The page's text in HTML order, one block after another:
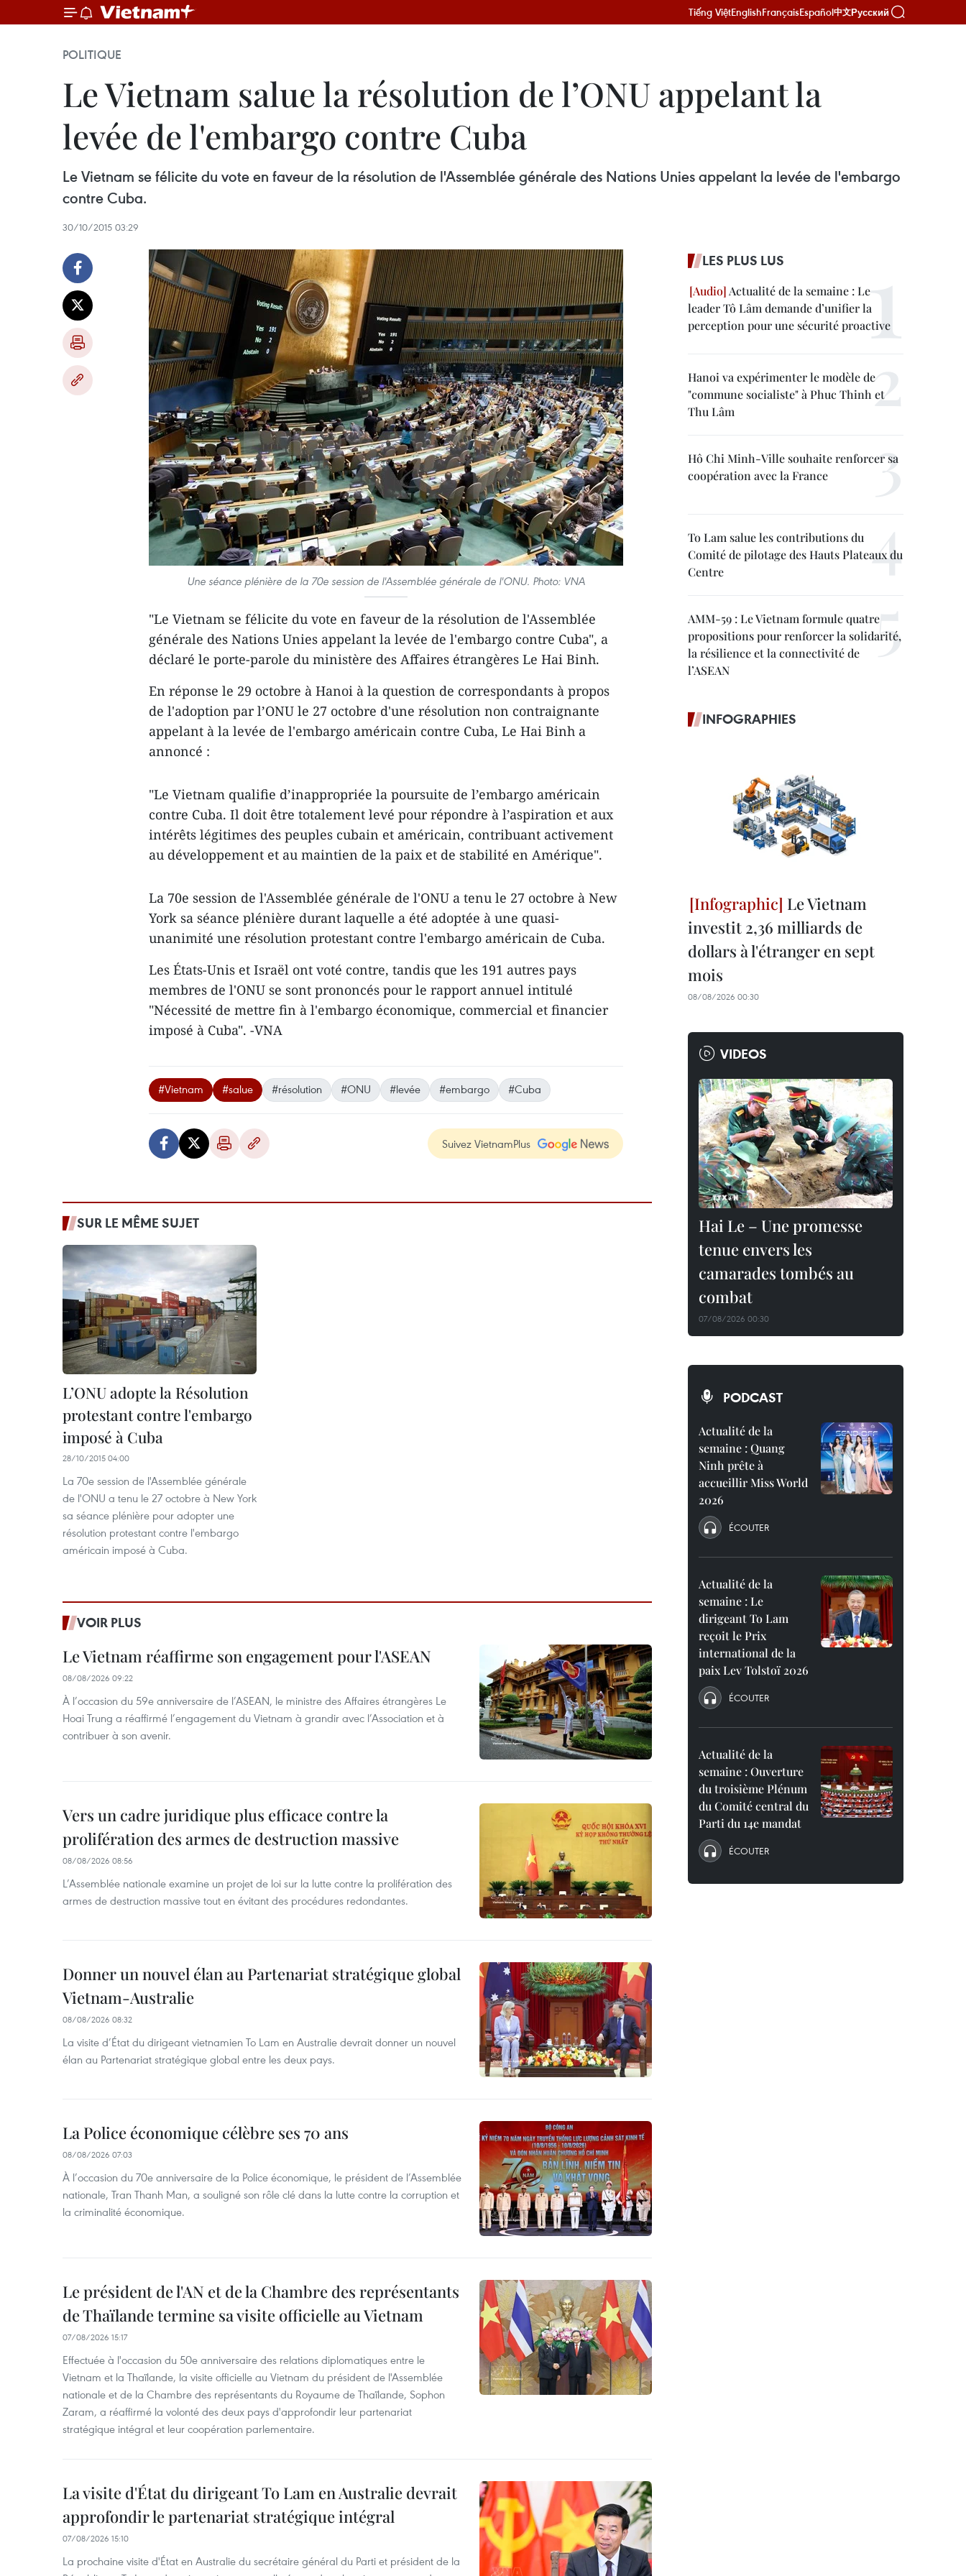
Tiếng ViệtEnglishFrançaisEspañol中文Русский
POLITIQUE
Le Vietnam salue la résolution de l’ONU appelant la
levée de l'embargo contre Cuba
Le Vietnam se félicite du vote en faveur de la résolution de l'Assemblée générale des Nations Unies appelant la levée de l'embargo
contre Cuba.
30/10/2015 03:29
Une séance plénière de la 70e session de l'Assemblée générale de l'ONU. Photo: VNA
"Le Vietnam se félicite du vote ​en faveur de la résolution de l'Assemblée
générale des Nations Unies appelant la levée de l'embargo contre Cuba", a
déclaré le porte-parole du ministère des Affaires étrangères Le Hai Binh.
En réponse le 29 octobre à Hanoi à la question de correspondants à propos
de l'adoption par l’ONU le 27 octobre d'une résolution non contraignante
appelant à la levée de l'embargo américain contre Cuba, Le Hai Binh a
annoncé :
"Le Vietnam qualifie d’inappropriée la poursuite de l’embargo américain
contre Cuba. Il doit être totalement levé pour répondre à l’aspiration et aux
intérêts légitimes des peuples cubain et américain, contribuant activement
au développement et au maintien de la paix et de stabilité en Amérique".
La 70e session de l'Assemblée générale de l'ONU a ​tenu le 27 octobre à New
York sa séance plénière durant laquelle a été adoptée à une quasi-
unanimité ​une résolution protestant contre l'embargo américain ​de Cuba.
Les États-Unis et Israël ont voté contre, tandis que les 191 ​autres pays
membres de l'ONU se sont prononcés ​pour le rapport annuel intitulé
"Nécessité de mettre fin à l'embargo économique, commercial et financier
imposé à Cuba". -VNA
#Vietnam #salue #résolution #ONU #levée #embargo #Cuba
Suivez VietnamPlus
SUR LE MÊME SUJET
L’ONU adopte la Résolution
protestant contre l'embargo
imposé à Cuba
28/10/2015 04:00
La 70e session de l'Assemblée générale
de l'ONU a tenu le 27 octobre à New York
sa séance plénière pour adopter une
résolution protestant contre l'embargo
américain imposé à Cuba​.
VOIR PLUS
Le Vietnam réaffirme son engagement pour l'ASEAN
08/08/2026 09:22
À l’occasion du 59e anniversaire de l’ASEAN, le ministre des Affaires étrangères Le
Hoai Trung a réaffirmé l’engagement du Vietnam à grandir avec l’Association et à
contribuer à son avenir.
Vers un cadre juridique plus efficace contre la
prolifération des armes de destruction massive
08/08/2026 08:56
L’Assemblée nationale examine un projet de loi sur la lutte contre la prolifération des
armes de destruction massive tout en évitant des procédures redondantes.
Donner un nouvel élan au Partenariat stratégique global
Vietnam-Australie
08/08/2026 08:32
La visite d’État du dirigeant vietnamien To Lam en Australie devrait donner un nouvel
élan au Partenariat stratégique global entre les deux pays.
La Police économique célèbre ses 70 ans
08/08/2026 07:03
À l’occasion du 70e anniversaire de la Police économique, le président de l’Assemblée
nationale, Tran Thanh Man, a souligné son rôle clé dans la lutte contre la corruption et
la criminalité économique.
Le président de l'AN et de la Chambre des représentants
de Thaïlande termine sa visite officielle au Vietnam
07/08/2026 15:17
Effectuée à l'occasion du 50e anniversaire des relations diplomatiques entre le
Vietnam et la Thaïlande, la visite officielle au Vietnam du président de l'Assemblée
nationale et de la Chambre des représentants du Royaume de Thaïlande, Sophon
Zaram, a réaffirmé la volonté des deux pays d'approfondir leur partenariat
stratégique intégral et leur coopération parlementaire.
La visite d'État du dirigeant To Lam en Australie devrait
approfondir le partenariat stratégique intégral
07/08/2026 15:10
La prochaine visite d'État en Australie du secrétaire général du Parti et président de la
LES PLUS LUS
Actualité de la semaine : Le
leader Tô Lâm demande d’unifier la
perception pour une sécurité proactive
Hanoi va expérimenter le modèle de
"commune socialiste" à Phuc Thinh et
Thu Lâm
Hô Chi Minh-Ville souhaite renforcer sa
coopération avec la France
To Lam salue les contributions du
Comité de pilotage des Hauts Plateaux du
Centre
AMM-59 : Le Vietnam formule quatre
propositions pour renforcer la solidarité,
la résilience et la connectivité de
l’ASEAN
INFOGRAPHIES
Le Vietnam
investit 2,36 milliards de
dollars à l'étranger en sept
mois
08/08/2026 00:30
VIDEOS
Hai Le – Une promesse
tenue envers les
camarades tombés au
combat
07/08/2026 00:30
PODCAST
Actualité de la
semaine : Quang
Ninh prête à
accueillir Miss World
2026
ÉCOUTER
Actualité de la
semaine : Le
dirigeant To Lam
reçoit le Prix
international de la
paix Lev Tolstoï 2026
ÉCOUTER
Actualité de la
semaine : Ouverture
du troisième Plénum
du Comité central du
Parti du 14e mandat
ÉCOUTER